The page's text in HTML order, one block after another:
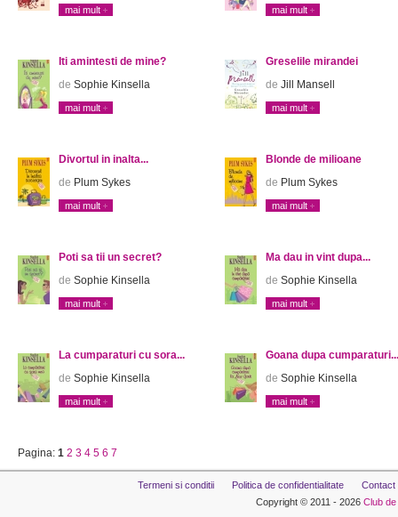
mai mult mai mult
Iti amintesti de mine?
de Sophie Kinsella
mai mult
Greselile mirandei
de Jill Mansell
mai mult
Divortul in inalta...
de Plum Sykes
mai mult
Blonde de milioane
de Plum Sykes
mai mult
Poti sa tii un secret?
de Sophie Kinsella
mai mult
Ma dau in vint dupa...
de Sophie Kinsella
mai mult
La cumparaturi cu sora...
de Sophie Kinsella
mai mult
Goana dupa cumparaturi...
de Sophie Kinsella
mai mult
Pagina: 1 2 3 4 5 6 7
Termeni si conditii Politica de confidentialitate
Contact
Copyright © 2011 - 2026 Club